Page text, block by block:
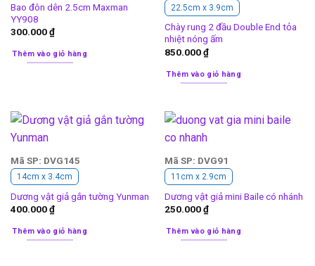
Bao đôn dên 2.5cm Maxman
YY908
300.000₫
Thêm vào giỏ hàng
22.5cm x 3.9cm
Chày rung 2 đầu Double End tỏa
nhiệt nóng ấm
850.000₫
Thêm vào giỏ hàng
Mã SP: DVG145
14cm x 3.4cm
Dương vật giả gắn tường Yunman
400.000₫
Thêm vào giỏ hàng
Mã SP: DVG91
11cm x 2.9cm
Dương vật giả mini Baile có nhánh
250.000₫
Thêm vào giỏ hàng